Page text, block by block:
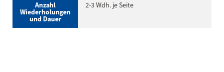
Anzahl
Wiederholungen
und Dauer
2-3 Wdh. je Seite